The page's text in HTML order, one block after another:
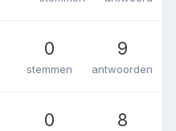
0
stemmen
9
antwoorden
0 8